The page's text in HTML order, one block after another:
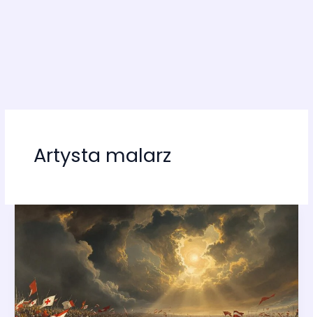
Artysta malarz